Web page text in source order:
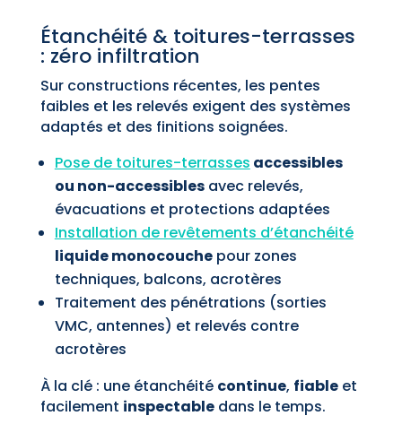
Étanchéité & toitures-terrasses
: zéro infiltration
Sur constructions récentes, les pentes
faibles et les relevés exigent des systèmes
adaptés et des finitions soignées.
Pose de toitures-terrasses accessibles
ou non-accessiblesavec relevés,
évacuations et protections adaptées
Installation de revêtements d’étanchéité
liquide monocouchepour zones
techniques, balcons, acrotères
Traitement des pénétrations (sorties
VMC, antennes) et relevés contre
acrotères
À la clé : une étanchéité continue, fiableet
facilement inspectabledans le temps.